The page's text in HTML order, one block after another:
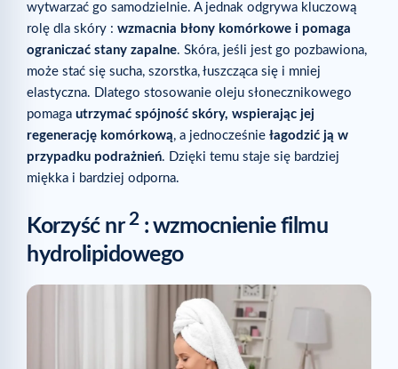
wytwarzać go samodzielnie. A jednak odgrywa kluczową
rolę dla skóry : wzmacnia błony komórkowe i pomaga
ograniczać stany zapalne. Skóra, jeśli jest go pozbawiona,
może stać się sucha, szorstka, łuszcząca się i mniej
elastyczna. Dlatego stosowanie oleju słonecznikowego
pomaga utrzymać spójność skóry, wspierając jej
regenerację komórkową, a jednocześnie łagodzić ją w
przypadku podrażnień. Dzięki temu staje się bardziej
miękka i bardziej odporna.
Korzyść nr2: wzmocnienie filmu
hydrolipidowego